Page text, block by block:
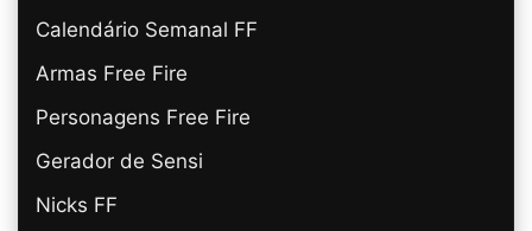
Calendário Semanal FF
Armas Free Fire
Personagens Free Fire
Gerador de Sensi
Nicks FF